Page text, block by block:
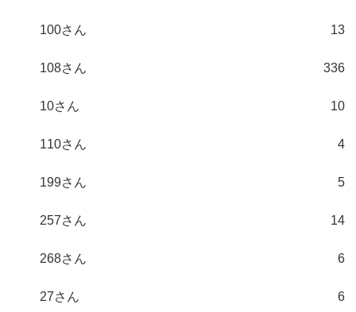
100さん 13
108さん 336
10さん 10
110さん 4
199さん 5
257さん 14
268さん 6
27さん 6